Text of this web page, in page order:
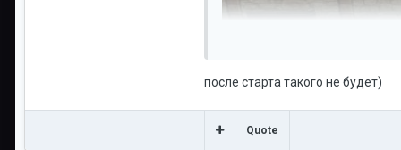
после старта такого не будет)
Quote